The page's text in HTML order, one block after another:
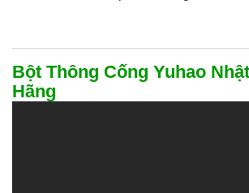
Bột Thông Cống Yuhao
Hãng